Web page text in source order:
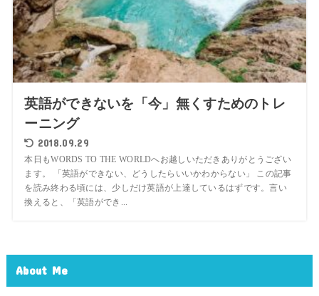
英語ができないを「今」無くすためのトレ
ーニング
2018.09.29
本日もWORDS TO THE WORLDへお越しいただきありがとうござい
ます。 「英語ができない、どうしたらいいかわからない」 この記事
を読み終わる頃には、少しだけ英語が上達しているはずです。言い
換えると、「英語ができ...
About Me